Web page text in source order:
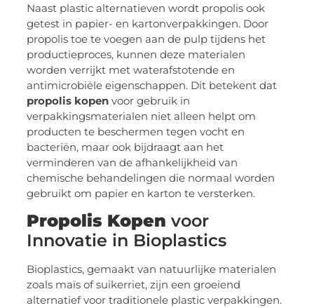
Naast plastic alternatieven wordt propolis ook
getest in papier- en kartonverpakkingen. Door
propolis toe te voegen aan de pulp tijdens het
productieproces, kunnen deze materialen
worden verrijkt met waterafstotende en
antimicrobiële eigenschappen. Dit betekent dat
propolis kopen voor gebruik in
verpakkingsmaterialen niet alleen helpt om
producten te beschermen tegen vocht en
bacteriën, maar ook bijdraagt aan het
verminderen van de afhankelijkheid van
chemische behandelingen die normaal worden
gebruikt om papier en karton te versterken.
Propolis Kopen voor
Innovatie in Bioplastics
Bioplastics, gemaakt van natuurlijke materialen
zoals maïs of suikerriet, zijn een groeiend
alternatief voor traditionele plastic verpakkingen.